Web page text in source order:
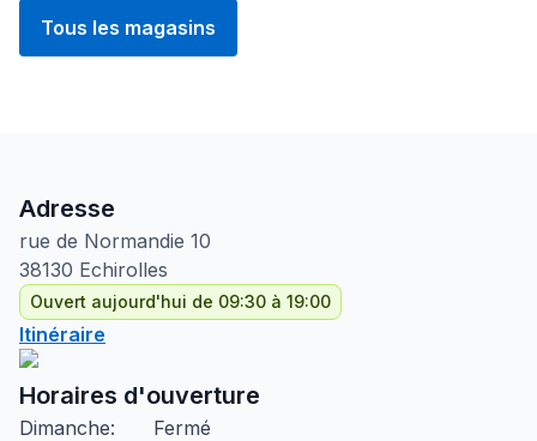
Tous les magasins
Adresse
rue de Normandie 10
38130 Echirolles
Ouvert aujourd'hui de 09:30 à 19:00
Itinéraire
Horaires d'ouverture
Dimanche:
Fermé